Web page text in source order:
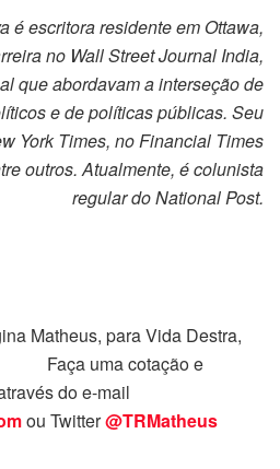
é escritora residente em Ottawa,
no Wall Street Journal India,
que abordavam a interseção de
e de políticas públicas. Seu
York Times, no Financial Times
outros. Atualmente, é colunista
regular do National Post.
Matheus, para Vida Destra,
uma cotação e
do e-mail
ou Twitter@TRMatheus